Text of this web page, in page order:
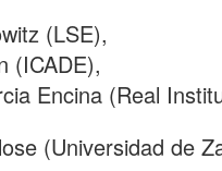
(LSE),
(ICADE),
Encina (Real
(Universidad de